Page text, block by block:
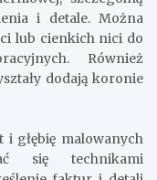
i detale. Można
lub cienkich nici do
Również
dodają koronie
głębię malowanych
się technikami